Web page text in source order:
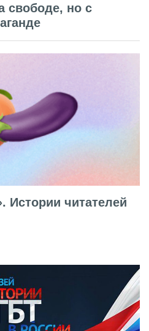
свободе, но с
Истории читателей